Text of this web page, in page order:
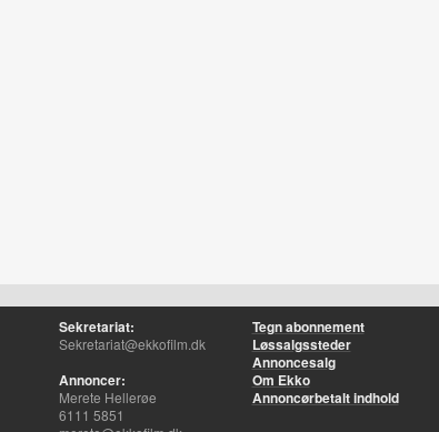
Sekretariat:
Sekretariat@ekkofilm.dk
Annoncer:
Merete Hellerøe
6111 5851
Tegn abonnement
Løssalgssteder
Annoncesalg
Om Ekko
Annoncørbetalt indhold